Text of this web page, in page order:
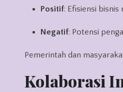
Positif: Efisiensi
Negatif: Potensi
Pemerintah dan
Kolaborasi